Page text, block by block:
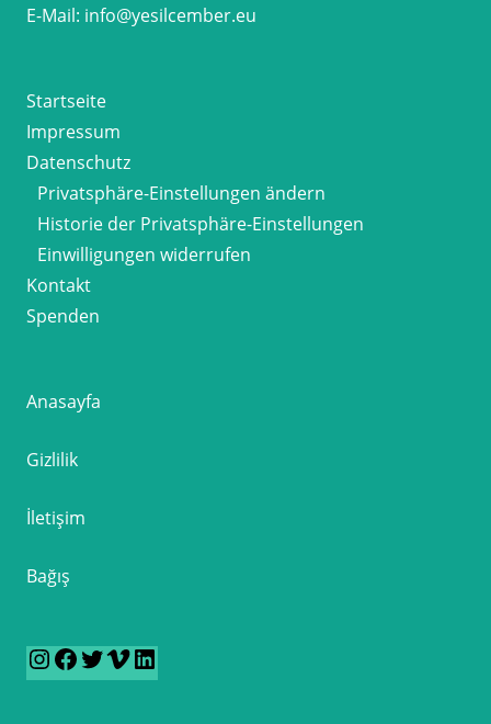
E-Mail: info@yesilcember.eu
Startseite
Impressum
Datenschutz
Privatsphäre-Einstellungen ändern
Historie der Privatsphäre-Einstellungen
Einwilligungen widerrufen
Kontakt
Spenden
Anasayfa
Gizlilik
İletişim
Bağış